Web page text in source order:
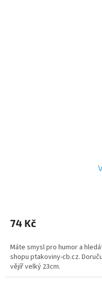
74 Kč
Máte smysl pro humor a
shopu ptakoviny-cb.cz.
vějíř velký 23cm.